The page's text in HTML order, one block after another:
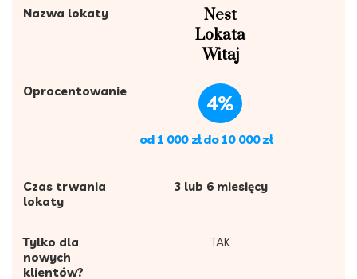
Nazwa lokaty
Nest
Lokata
Witaj
Oprocentowanie
4%
od 1 000 zł do 10 000 zł
Czas trwania
lokaty
3 lub 6 miesięcy
Tylko dla
nowych
klientów?
TAK